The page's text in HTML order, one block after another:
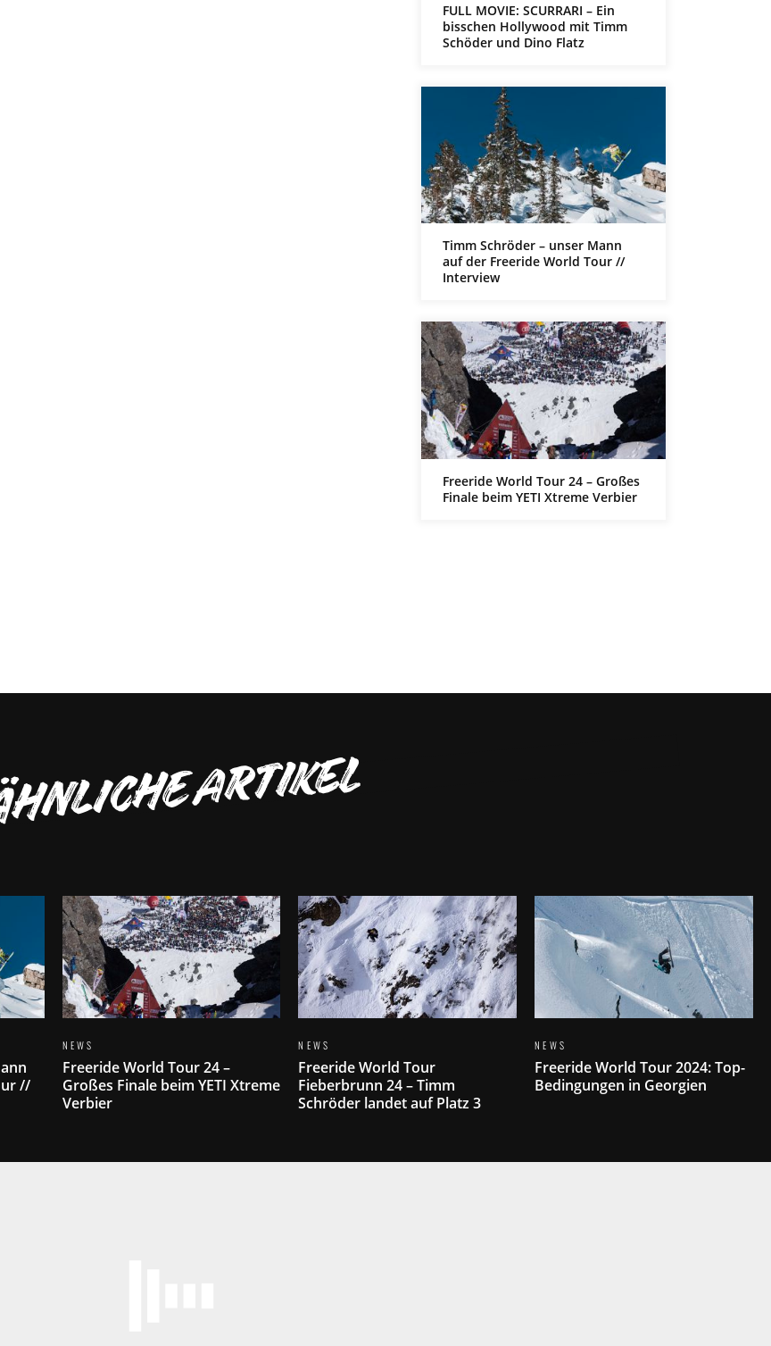
FULL MOVIE: SCURRARI – Ein
bisschen Hollywood mit Timm
Schöder und Dino Flatz
Timm Schröder – unser Mann
auf der Freeride World Tour //
Interview
Freeride World Tour 24 – Großes
Finale beim YETI Xtreme Verbier
ARTIKEL
//
NEWS
Freeride World Tour 24 –
Großes Finale beim YETI Xtreme
Verbier
NEWS
Freeride World Tour
Fieberbrunn 24 – Timm
Schröder landet auf Platz 3
NEWS
Freeride World Tour 2024: Top-
Bedingungen in Georgien